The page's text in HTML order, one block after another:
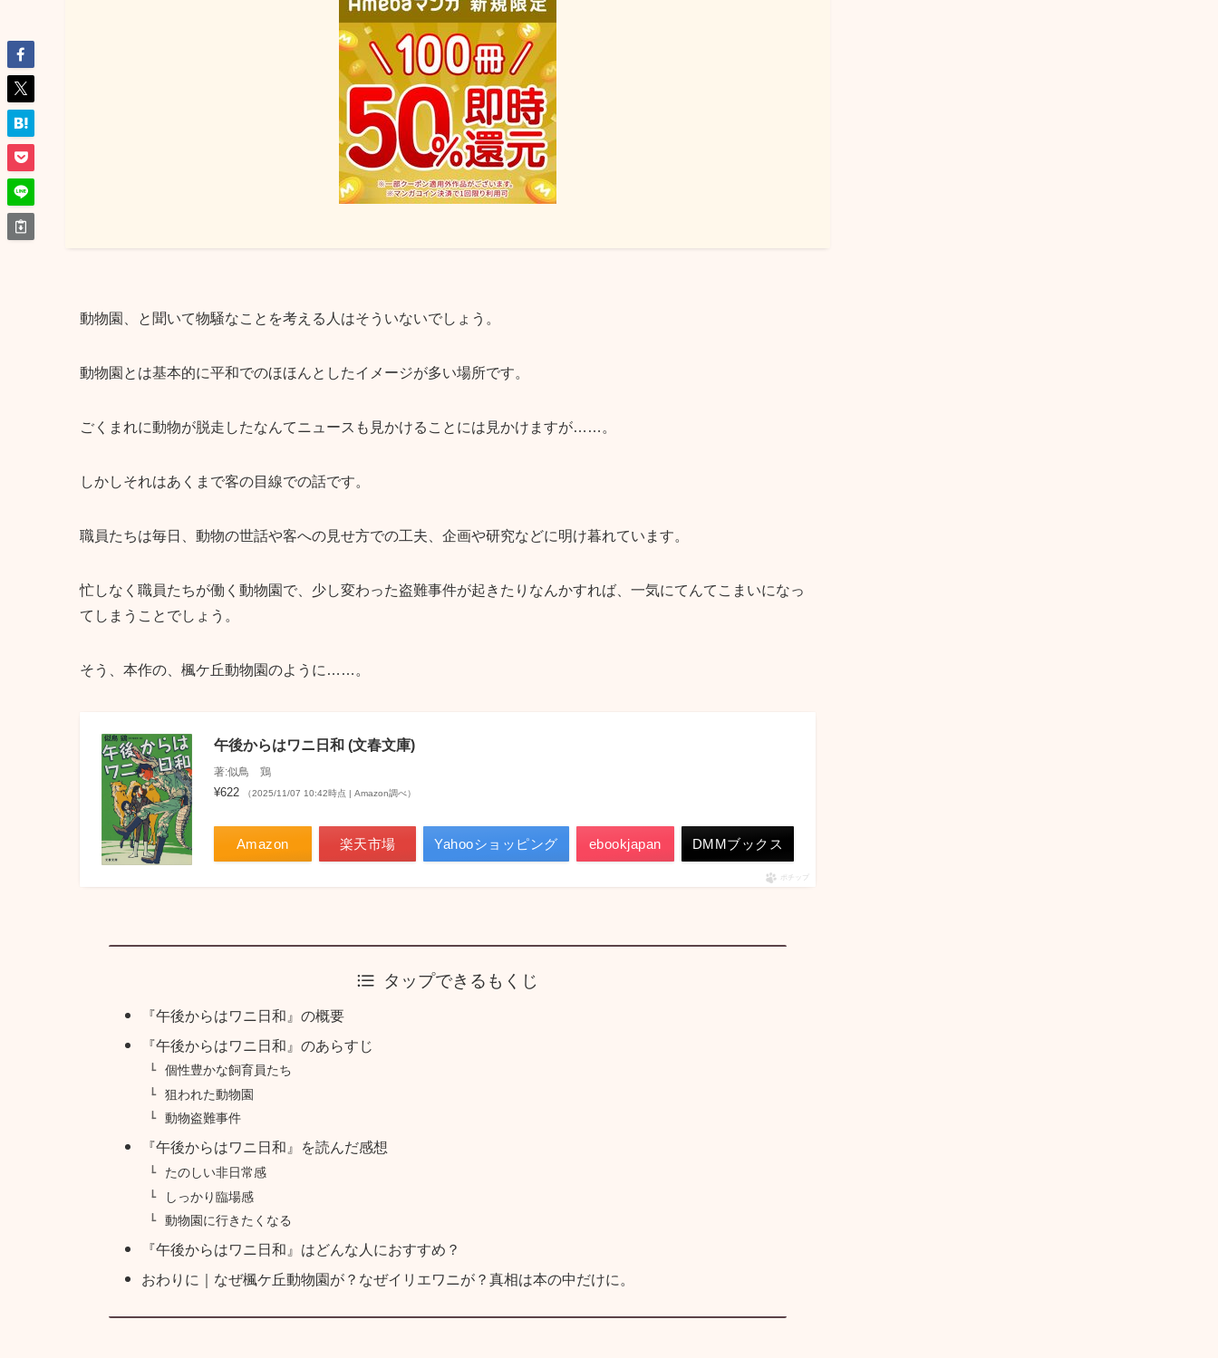
動物園、と聞いて物騒なことを考える人はそういないでしょう。
動物園とは基本的に平和でのほほんとしたイメージが多い場所です。
ごくまれに動物が脱走したなんてニュースも見かけることには見かけますが……。
しかしそれはあくまで客の目線での話です。
職員たちは毎日、動物の世話や客への見せ方での工夫、企画や研究などに明け暮れています。
忙しなく職員たちが働く動物園で、少し変わった盗難事件が起きたりなんかすれば、一気にてんてこまいになっ
てしまうことでしょう。
そう、本作の、楓ケ丘動物園のように……。
午後からはワニ日和 (文春文庫)
著:似鳥 鶏
¥622 （2025/11/07 10:42時点 | Amazon調べ）
Amazon 楽天市場 Yahooショッピング ebookjapan DMMブックス
ポチップ
タップできるもくじ
『午後からはワニ日和』の概要
『午後からはワニ日和』のあらすじ
個性豊かな飼育員たち
狙われた動物園
動物盗難事件
『午後からはワニ日和』を読んだ感想
たのしい非日常感
しっかり臨場感
動物園に行きたくなる
『午後からはワニ日和』はどんな人におすすめ？
おわりに｜なぜ楓ケ丘動物園が？なぜイリエワニが？真相は本の中だけに。